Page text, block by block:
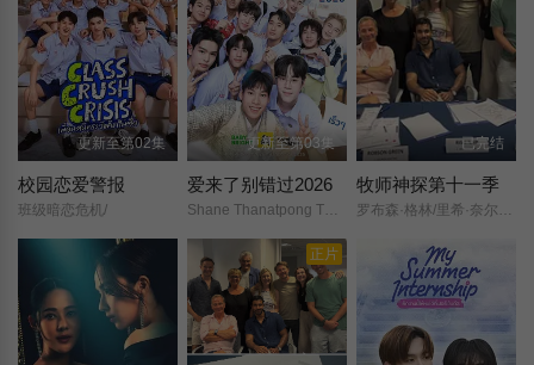
更新至第02集
校园恋爱警报
班级暗恋危机/
更新至第03集
爱来了别错过2026
Shane Thanatpong Thaveesapmanee/
已完结
牧师神探第十一季
正片